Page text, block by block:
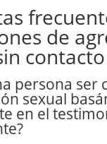
de
persona ser
sexual
en el